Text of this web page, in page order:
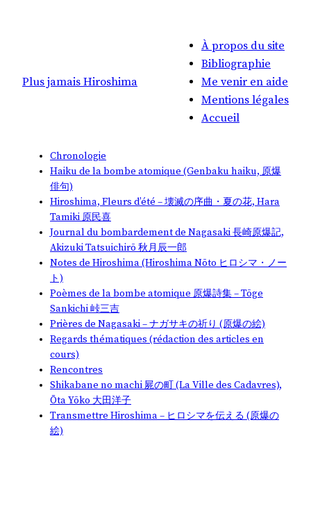
Plus jamais Hiroshima
À propos du site
Bibliographie
Me venir en aide
Mentions légales
Accueil
Chronologie
Haiku de la bombe atomique (Genbaku haiku, 原爆
俳句)
Hiroshima, Fleurs d’été – 壊滅の序曲・夏の花, Hara
Tamiki 原民喜
Journal du bombardement de Nagasaki 長崎原爆記,
Akizuki Tatsuichirō 秋月辰一郎
Notes de Hiroshima (Hiroshima Nōto ヒロシマ・ノー
ト)
Poèmes de la bombe atomique 原爆詩集 – Tōge
Sankichi 峠三吉
Prières de Nagasaki – ナガサキの祈り (原爆の絵)
Regards thématiques (rédaction des articles en
cours)
Rencontres
Shikabane no machi 屍の町 (La Ville des Cadavres),
Ōta Yōko 大田洋子
Transmettre Hiroshima – ヒロシマを伝える (原爆の
絵)